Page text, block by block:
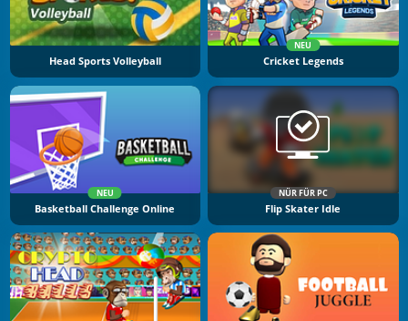
Head Sports Volleyball
NEU
Cricket Legends
NEU
Basketball Challenge Online
NÜR FÜR PC
Flip Skater Idle